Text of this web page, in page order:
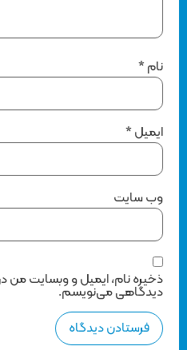
*
ایمیل*
وب‌ سایت
ذخیره نام، ایمیل و وبسایت من در
دیدگاهی می‌نویسم.